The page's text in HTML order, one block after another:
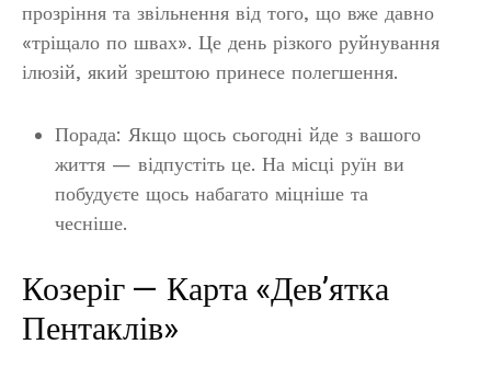
прозріння та звільнення від того, що вже давно
«тріщало по швах». Це день різкого руйнування
ілюзій, який зрештою принесе полегшення.
Порада: Якщо щось сьогодні йде з вашого
життя — відпустіть це. На місці руїн ви
побудуєте щось набагато міцніше та
чесніше.
Козеріг — Карта «Дев’ятка
Пентаклів»